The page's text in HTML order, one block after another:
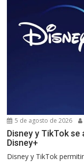
5 de agosto de 2026
Disney y TikTok
Disney+
Disney y TikTok